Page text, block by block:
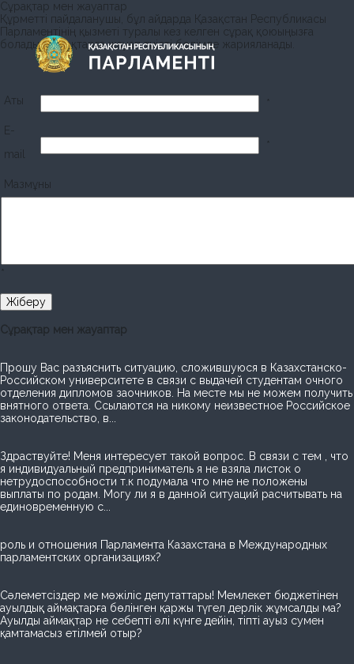
Сұрақтар мен жауаптар
Құрметті пайдаланушы, бұл айдарда Қазақстан Республикасы
Парламентінің қызметі туралы кез келген сұрақ қоюыңызға
болады. Сұрақтарға жауап тиісті бөлімде жарияланады.
Аты *
E-
mail
*
Мазмұны
*
Сұрақтар мен жауаптар
Прошу Вас разъяснить ситуацию, сложившуюся в Казахстанско-
Российском университете в связи с выдачей студентам очного
отделения дипломов заочников. На месте мы не можем получить
внятного ответа. Ссылаются на никому неизвестное Российское
законодательство, в...
Здраствуйте! Меня интересует такой вопрос. В связи с тем , что
я индивидуальный предприниматель я не взяла листок о
нетрудоспособности т.к подумала что мне не положены
выплаты по родам. Могу ли я в данной ситуаций расчитывать на
единовременную с...
роль и отношения Парламента Казахстана в Международных
парламентских организациях?
Сәлеметсіздер ме мәжіліс депутаттары! Мемлекет бюджетінен
ауылдық аймақтарға бөлінген қаржы түгел дерлік жұмсалды ма?
Ауылды аймақтар не себепті әлі күнге дейін, тіпті ауыз сумен
қамтамасыз етілмей отыр?